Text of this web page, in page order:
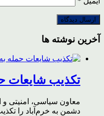
آخرین نوشته ها
تکذیب شایعات
معاون سیاسی، امنیتی و
دشمن به خرم‌آباد را